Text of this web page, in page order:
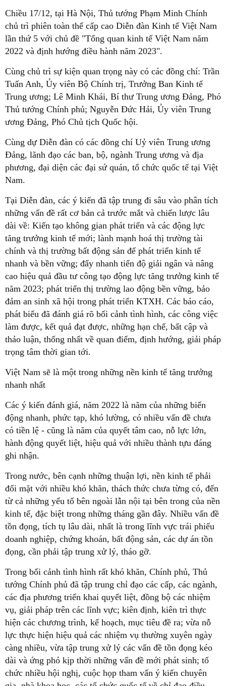
Chiều 17/12, tại Hà Nội, Thủ tướng Phạm Minh Chính
chủ trì phiên toàn thể cấp cao Diễn đàn Kinh tế Việt Nam
lần thứ 5 với chủ đề "Tổng quan kinh tế Việt Nam năm
2022 và định hướng điều hành năm 2023".
Cùng chủ trì sự kiện quan trọng này có các đồng chí: Trần
Tuấn Anh, Ủy viên Bộ Chính trị, Trưởng Ban Kinh tế
Trung ương; Lê Minh Khái, Bí thư Trung ương Đảng, Phó
Thủ tướng Chính phủ; Nguyễn Đức Hải, Ủy viên Trung
ương Đảng, Phó Chủ tịch Quốc hội.
Cùng dự Diễn đàn có các đồng chí Uỷ viên Trung ương
Đảng, lãnh đạo các ban, bộ, ngành Trung ương và địa
phương, đại diện các đại sứ quán, tổ chức quốc tế tại Việt
Nam.
Tại Diễn đàn, các ý kiến đã tập trung đi sâu vào phân tích
những vấn đề rất cơ bản cả trước mắt và chiến lược lâu
dài về: Kiến tạo không gian phát triển và các động lực
tăng trưởng kinh tế mới; lành mạnh hoá thị trường tài
chính và thị trường bất động sản để phát triển kinh tế
nhanh và bền vững; đẩy nhanh tiến độ giải ngân và nâng
cao hiệu quả đầu tư công tạo động lực tăng trưởng kinh tế
năm 2023; phát triển thị trường lao động bền vững, bảo
đảm an sinh xã hội trong phát triển KTXH. Các báo cáo,
phát biểu đã đánh giá rõ bối cảnh tình hình, các công việc
làm được, kết quả đạt được, những hạn chế, bất cập và
thảo luận, thống nhất về quan điểm, định hướng, giải pháp
trọng tâm thời gian tới.
Việt Nam sẽ là một trong những nền kinh tế tăng trưởng
nhanh nhất
Các ý kiến đánh giá, năm 2022 là năm của những biến
động nhanh, phức tạp, khó lường, có nhiều vấn đề chưa
có tiền lệ - cũng là năm của quyết tâm cao, nỗ lực lớn,
hành động quyết liệt, hiệu quả với nhiều thành tựu đáng
ghi nhận.
Trong nước, bên cạnh những thuận lợi, nền kinh tế phải
đối mặt với nhiều khó khăn, thách thức chưa từng có, đến
từ cả những yếu tố bên ngoài lẫn nội tại bên trong của nền
kinh tế, đặc biệt trong những tháng gần đây. Nhiều vấn đề
tồn đọng, tích tụ lâu dài, nhất là trong lĩnh vực trái phiếu
doanh nghiệp, chứng khoán, bất động sản, các dự án tồn
đọng, cần phải tập trung xử lý, tháo gỡ.
Trong bối cảnh tình hình rất khó khăn, Chính phủ, Thủ
tướng Chính phủ đã tập trung chỉ đạo các cấp, các ngành,
các địa phương triển khai quyết liệt, đồng bộ các nhiệm
vụ, giải pháp trên các lĩnh vực; kiên định, kiên trì thực
hiện các chương trình, kế hoạch, mục tiêu đề ra; vừa nỗ
lực thực hiện hiệu quả các nhiệm vụ thường xuyên ngày
càng nhiều, vừa tập trung xử lý các vấn đề tồn đọng kéo
dài và ứng phó kịp thời những vấn đề mới phát sinh; tổ
chức nhiều hội nghị, cuộc họp tham vấn ý kiến chuyên